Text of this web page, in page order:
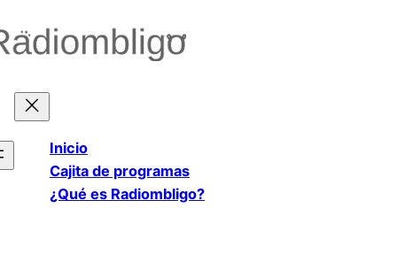
Inicio
Cajita de programas
¿Qué es Radiombligo?